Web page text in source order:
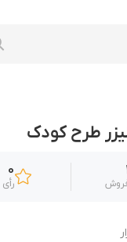
طرح کودک
0
رأی